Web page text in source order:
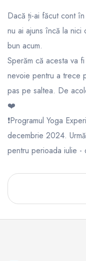
Dacă ți-ai făcut cont
nu ai ajuns încă la
bun acum.
Sperăm că acesta va
nevoie pentru a trece
pas pe saltea. De
❤️
❗️Programul Yoga
decembrie 2024.
pentru perioada iulie -